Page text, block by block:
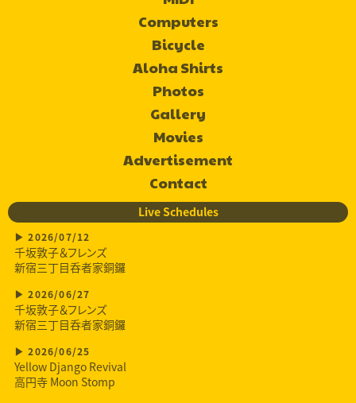
Computers
Bicycle
Aloha Shirts
Photos
Gallery
Movies
Advertisement
Contact
Live Schedules
2026/07/12
千坂敦子＆フレンズ
新宿三丁目呑者家銅鑼
2026/06/27
千坂敦子＆フレンズ
新宿三丁目呑者家銅鑼
2026/06/25
Yellow Django Revival
高円寺 Moon Stomp